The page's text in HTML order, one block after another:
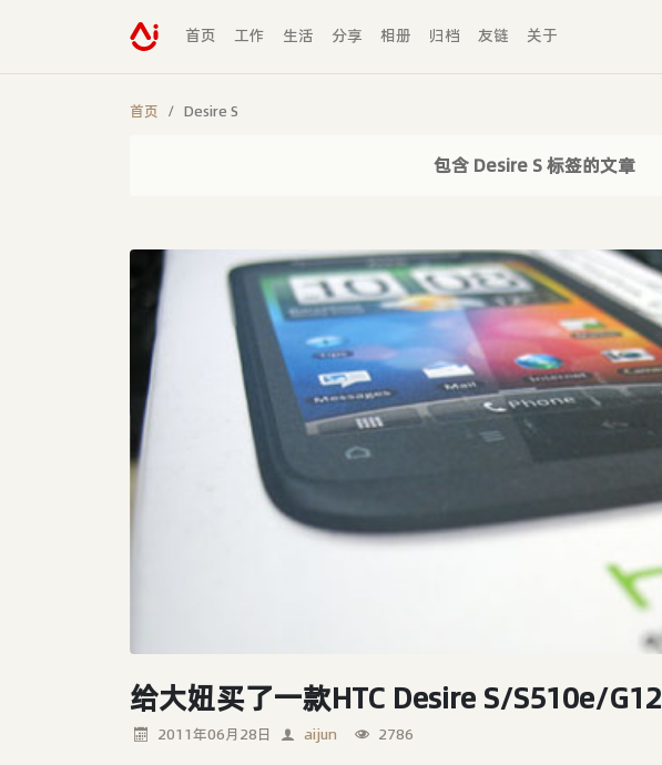
首页 工作 生活 分享 相册 归档 友链 关于
首页 Desire S
包含 Desire S 标签的文章
给大妞买了一款HTC Desire S/S510e/G12
2011年06月28日 aijun 2786